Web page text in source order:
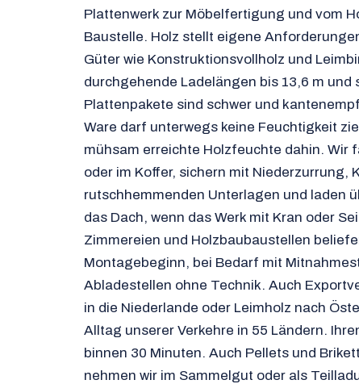
Plattenwerk zur Möbelfertigung und vom
Baustelle. Holz stellt eigene
Güter wie Konstruktionsvollholz und
durchgehende Ladelängen bis 13,6 m
Plattenpakete sind schwer und
Ware darf unterwegs keine Feuchtigkeit
mühsam erreichte Holzfeuchte dahin. Wir
oder im Koffer, sichern mit Niederzurrung,
rutschhemmenden Unterlagen und laden
das Dach, wenn das Werk mit Kran oder
Zimmereien und Holzbaubaustellen
Montagebeginn, bei Bedarf mit
Abladestellen ohne Technik. Auch
in die Niederlande oder Leimholz nach
Alltag unserer Verkehre in 55 Ländern.
binnen 30 Minuten. Auch Pellets und
nehmen wir im Sammelgut oder als